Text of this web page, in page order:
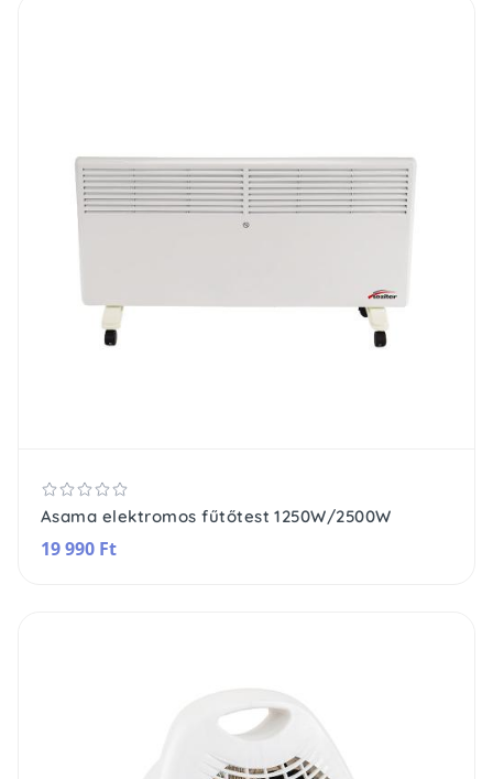
Asama elektromos fűtőtest 1250W/2500W
19 990 Ft